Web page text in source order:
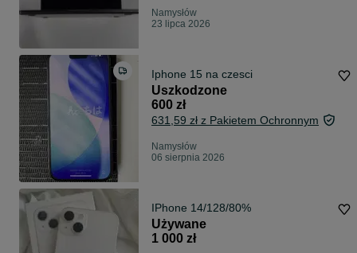
Namysłów
23 lipca 2026
Iphone 15 na czesci
Uszkodzone
600 zł
631,59 zł z Pakietem Ochronnym
Namysłów
06 sierpnia 2026
IPhone 14/128/80%
Używane
1 000 zł